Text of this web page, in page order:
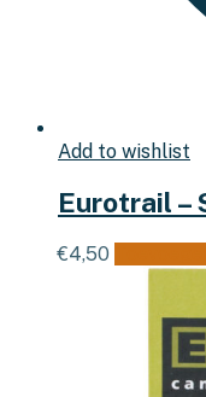
Add to wishlist
Eurotrail –
€4,50